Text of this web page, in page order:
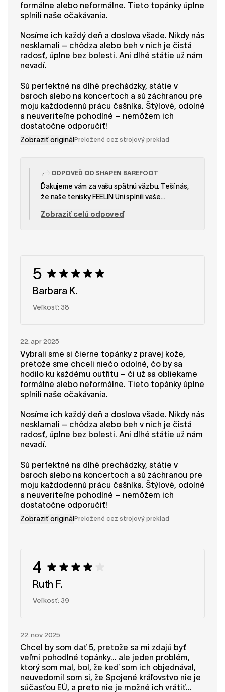
formálne alebo neformálne. Tieto topánky úplne
splnili naše očakávania.
Nosíme ich každý deň a doslova všade. Nikdy nás
nesklamali – chôdza alebo beh v nich je čistá
radosť, úplne bez bolesti. Ani dlhé státie už nám
nevadí.
Sú perfektné na dlhé prechádzky, státie v
baroch alebo na koncertoch a sú záchranou pre
moju každodennú prácu čašníka. Štýlové, odolné
a neuveriteľne pohodlné – nemôžem ich
dostatočne odporučiť!
Zobraziť originál Preložené cez strojový preklad
ODPOVEĎ OD SHAPEN BAREFOOT
Ďakujeme vám za vašu spätnú väzbu. Teší nás,
že naše tenisky FEELIN Uni splnili vaše
každodenného života. Je fantastické vedieť, že
SHAPEN
Zobraziť celú odpoveď
5
Barbara K.
Veľkosť: 38
22. apr 2025
Vybrali sme si čierne topánky z pravej kože,
pretože sme chceli niečo odolné, čo by sa
hodilo ku každému outfitu – či už sa obliekame
formálne alebo neformálne. Tieto topánky úplne
splnili naše očakávania.
Nosíme ich každý deň a doslova všade. Nikdy nás
nesklamali – chôdza alebo beh v nich je čistá
radosť, úplne bez bolesti. Ani dlhé státie už nám
nevadí.
Sú perfektné na dlhé prechádzky, státie v
baroch alebo na koncertoch a sú záchranou pre
moju každodennú prácu čašníka. Štýlové, odolné
a neuveriteľne pohodlné – nemôžem ich
dostatočne odporučiť!
Zobraziť originál Preložené cez strojový preklad
4
Ruth F.
Veľkosť: 39
22. nov 2025
Chcel by som dať 5, pretože sa mi zdajú byť
veľmi pohodlné topánky... ale jeden problém,
ktorý som mal, bol, že keď som ich objednával,
neuvedomil som si, že Spojené kráľovstvo nie je
súčasťou EÚ, a preto nie je možné ich vrátiť...